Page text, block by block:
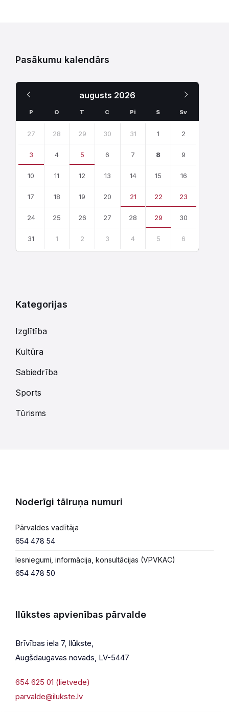
Pasākumu kalendārs
augusts 2026
Mēnesis
P O T C Pi S Sv
calendar
27 28 29 30 31 1 2
3 4 5 6 7 8 9
10 11 12 13 14 15 16
17 18 19 20 21 22 23
24 25 26 27 28 29 30
31 1 2 3 4 5 6
Kategorijas
Izglītība
Kultūra
Sabiedrība
Sports
Tūrisms
Noderīgi tālruņa numuri
Pārvaldes vadītāja
654 478 54
Iesniegumi, informācija, konsultācijas (VPVKAC)
654 478 50
Ilūkstes apvienības pārvalde
Brīvības iela 7, Ilūkste,
Augšdaugavas novads, LV-5447
654 625 01 (lietvede)
parvalde@ilukste.lv